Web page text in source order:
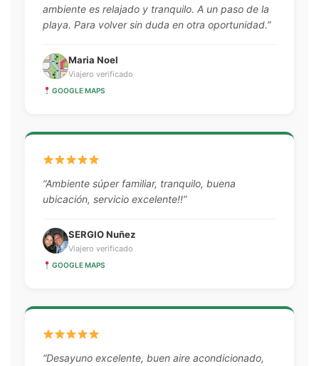
ambiente es relajado y tranquilo. A un paso de la
playa. Para volver sin duda en otra oportunidad.”
Maria Noel
Viajero verificado
GOOGLE MAPS
“Ambiente súper familiar, tranquilo, buena
ubicación, servicio excelente!!”
SERGIO Nuñez
Viajero verificado
GOOGLE MAPS
“Desayuno excelente, buen aire acondicionado,